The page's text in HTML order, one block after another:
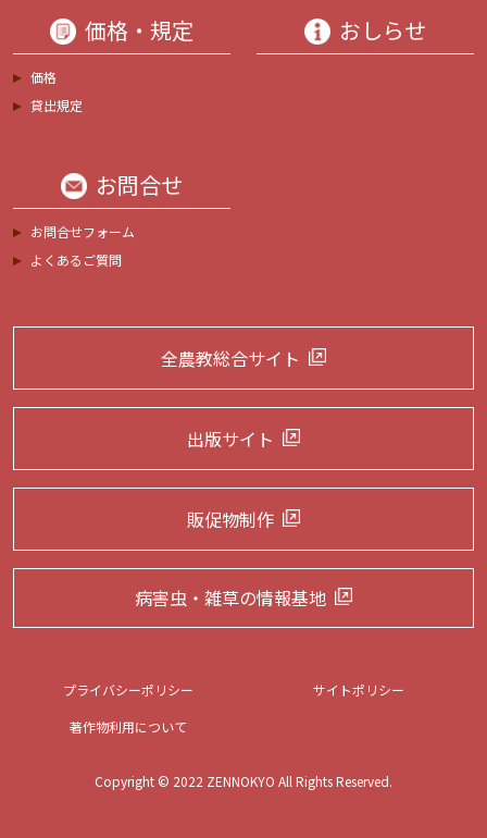
価格・規定
価格
貸出規定
おしらせ
お問合せ
お問合せフォーム
よくあるご質問
全農教総合サイト
出版サイト
販促物制作
病害虫・雑草の情報基地
プライバシーポリシー
サイトポリシー
著作物利用について
Copyright © 2022 ZENNOKYO All Rights Reserved.